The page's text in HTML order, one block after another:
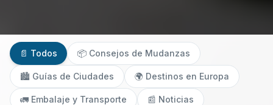
📄 Todos 📦 Consejos de Mudanzas
🏙️ Guías de Ciudades 🌍 Destinos en Europa
🚛 Embalaje y Transporte 📰 Noticias